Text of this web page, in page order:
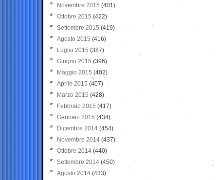
Novembre 2015 (401)
Ottobre 2015 (422)
Settembre 2015 (419)
Agosto 2015 (416)
Luglio 2015 (387)
Giugno 2015 (396)
Maggio 2015 (402)
Aprile 2015 (407)
Marzo 2015 (428)
Febbraio 2015 (417)
Gennaio 2015 (434)
Dicembre 2014 (454)
Novembre 2014 (437)
Ottobre 2014 (440)
Settembre 2014 (450)
Agosto 2014 (433)